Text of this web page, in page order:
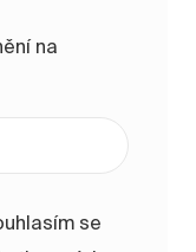
na
se